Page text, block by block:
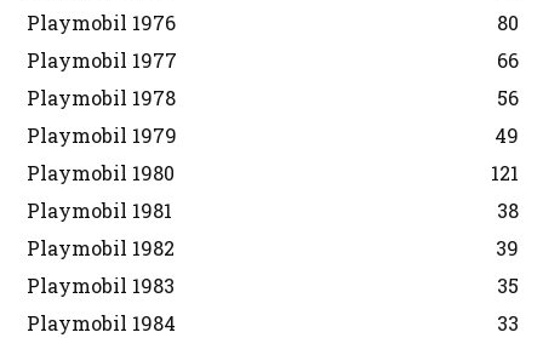
Playmobil 1976
80
Playmobil 1977
66
Playmobil 1978
56
Playmobil 1979
49
Playmobil 1980
121
Playmobil 1981
38
Playmobil 1982
39
Playmobil 1983
35
Playmobil 1984
33